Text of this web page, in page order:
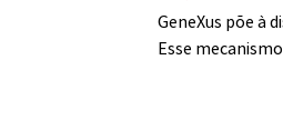
GeneXus põe à
Esse